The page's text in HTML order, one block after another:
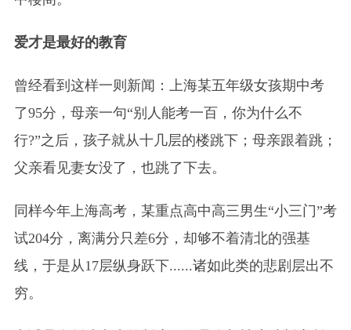
爱才是最好的教育
曾经看到这样一则新闻：上海某五年级女孩期中考
了95分，母亲一句“别人能考一百，你为什么不
行?”之后，孩子就从十几层的楼跳下；母亲跟着跳；
父亲看见妻女没了，也跳了下去。
同样今年上海高考，某重点高中高三男生“小三门”考
试204分，离满分只差6分，却够不着清北的强基
线，于是从17层纵身跃下......诸如此类的悲剧层出不
穷。